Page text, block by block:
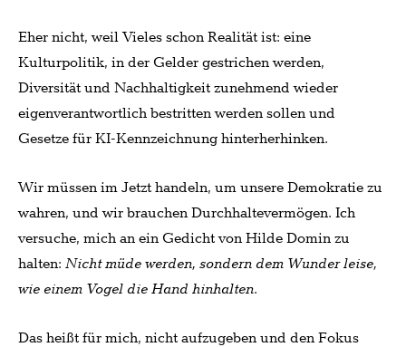
Eher nicht, weil Vieles schon Realität ist: eine
Kulturpolitik, in der Gelder gestrichen werden,
Diversität und Nachhaltigkeit zunehmend wieder
eigenverantwortlich bestritten werden sollen und
Gesetze für KI-Kennzeichnung hinterherhinken.
Wir müssen im Jetzt handeln, um unsere Demokratie zu
wahren, und wir brauchen Durchhaltevermögen. Ich
versuche, mich an ein Gedicht von Hilde Domin zu
halten: Nicht müde werden, sondern dem Wunder leise,
wie einem Vogel die Hand hinhalten.
Das heißt für mich, nicht aufzugeben und den Fokus